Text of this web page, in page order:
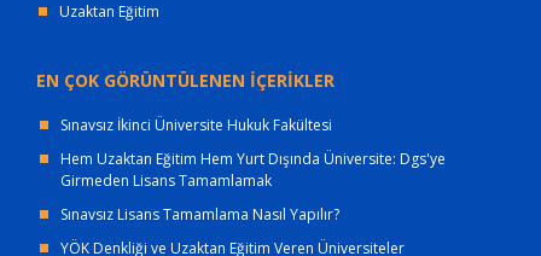
Uzaktan Eğitim
EN ÇOK GÖRÜNTÜLENEN İÇERİKLER
Sınavsız İkinci Üniversite Hukuk Fakültesi
Hem Uzaktan Eğitim Hem Yurt Dışında Üniversite: Dgs'ye
Girmeden Lisans Tamamlamak
Sınavsız Lisans Tamamlama Nasıl Yapılır?
YÖK Denkliği ve Uzaktan Eğitim Veren Üniversiteler